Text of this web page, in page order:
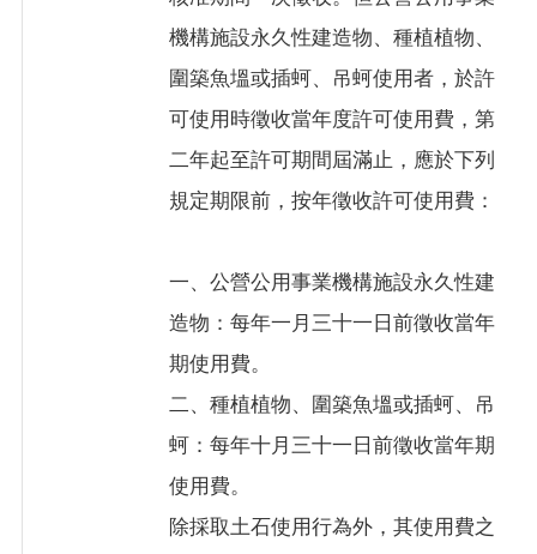
機構施設永久性建造物、種植植物、
圍築魚塭或插蚵、吊蚵使用者，於許
可使用時徵收當年度許可使用費，第
二年起至許可期間屆滿止，應於下列
規定期限前，按年徵收許可使用費：
一、公營公用事業機構施設永久性建
造物：每年一月三十一日前徵收當年
期使用費。
二、種植植物、圍築魚塭或插蚵、吊
蚵：每年十月三十一日前徵收當年期
使用費。
除採取土石使用行為外，其使用費之